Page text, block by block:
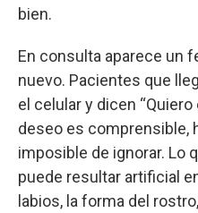
bien.
En consulta aparece un
nuevo. Pacientes que
el celular y dicen “Quiero
deseo es comprensible,
imposible de ignorar. Lo
puede resultar artificial
labios, la forma del